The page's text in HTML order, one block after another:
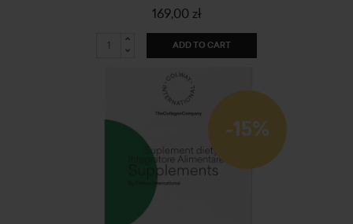
169,00 zł
ADD TO CART
-15%